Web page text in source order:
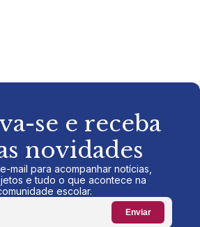
se e receba
novidades
mail para acompanhar notícias,
e tudo o que acontece na
escolar.
Enviar